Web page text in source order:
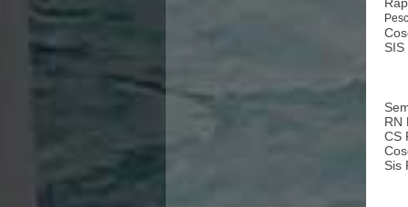
RN
CS
Sis